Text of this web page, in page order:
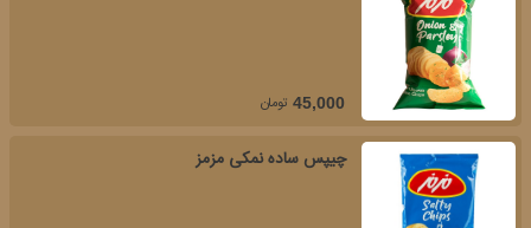
45,000 تومان
چیپس ساده نمکی مزمز